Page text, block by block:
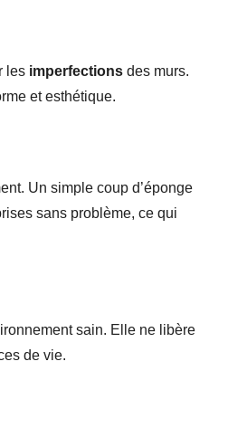
les imperfections des murs.
et esthétique.
Un simple coup d’éponge
sans problème, ce qui
sain. Elle ne libère
de vie.